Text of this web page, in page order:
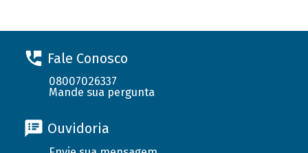
Fale Conosco
08007026337
Mande sua pergunta
Ouvidoria